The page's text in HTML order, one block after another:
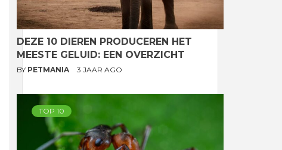
DEZE 10 DIEREN PRODUCEREN HET
MEESTE GELUID: EEN OVERZICHT
BY PETMANIA 3 JAAR AGO
TOP 10